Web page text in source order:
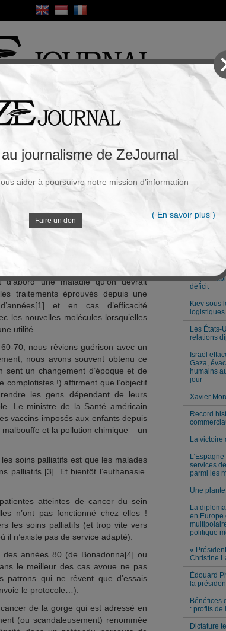
Sport France / Europe
rend la mort plus
Souscrire à la newsletter
ni philosophie, des économies pour la
et un nouveau business !
trop rapidement déclarés
une maladie qu’on devrait
traitements éprouvés depuis une
et en cas d’efficacité
les nouvelles molécules lorsqu’elles
utilité.
70, nous rêvions guérison avec un
nous avons souvent obtenu ce
un changement d’époque et de
!) affirment que l’objectif
les gens dépendant de leurs
Le ministre de la Santé américain
vaccins imposés aux enfants depuis
et la pollution chimique – un
soins palliatifs est que les malades
palliatifs [3]. Et bientôt l’euthanasie.
atteintes de cancer du sein
n’ont pas fonctionné chez elles !
les soins palliatifs (et trop vite vers
il n’existe pas de service adapté).
années 80 (de Bonadonna[4] ou
le meilleur des cas avoue ne pas
patrons qui ne rêvent que d’essais
le protocole…).
de la gorge qui est adressé en
(ou scandaleusement) renommée
Vous
Derniers
Un
Milei veut
déficit
Kiev sous
Les États-
relations
Israël
Gaza,
humains
jour
Xavier
Record
La victoire
services
parmi les
Une
La
en Europe
politique
«
Christine
Édouard
la
Bénéfices
: profits de
Dictature
journalisme de ZeJournal
aider à poursuivre notre mission d’information
Faire un don
( En savoir plus )